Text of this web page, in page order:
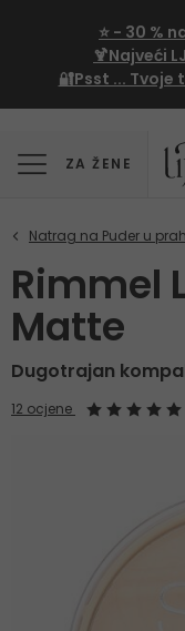
⭐ - 30 %
🍹Najveći
🔐Psst ...
ZA ŽENE
Rimmel
Matte
Dugotrajan
12 ocjene